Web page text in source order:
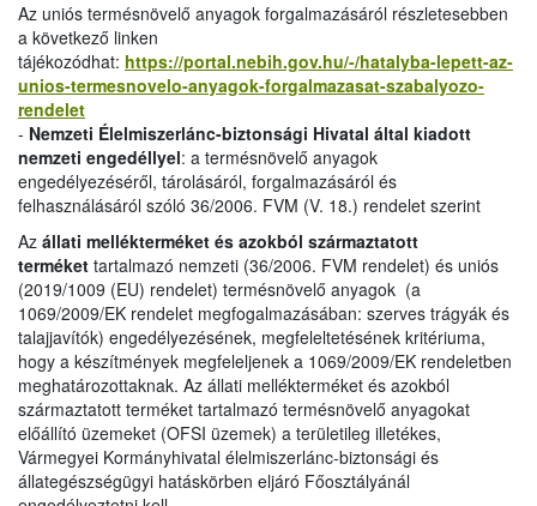
Az uniós termésnövelő anyagok forgalmazásáról részletesebben
a következő linken
tájékozódhat: https://portal.nebih.gov.hu/-/hatalyba-lepett-az-
unios-termesnovelo-anyagok-forgalmazasat-szabalyozo-
rendelet
- Nemzeti Élelmiszerlánc-biztonsági Hivatal által kiadott
nemzeti engedéllyel: a termésnövelő anyagok
engedélyezéséről, tárolásáról, forgalmazásáról és
felhasználásáról szóló 36/2006. FVM (V. 18.) rendelet szerint
Az állati mellékterméket és azokból származtatott
terméket tartalmazó nemzeti (36/2006. FVM rendelet) és uniós
(2019/1009 (EU) rendelet) termésnövelő anyagok (a
1069/2009/EK rendelet megfogalmazásában: szerves trágyák és
talajjavítók) engedélyezésének, megfeleltetésének kritériuma,
hogy a készítmények megfeleljenek a 1069/2009/EK rendeletben
meghatározottaknak. Az állati mellékterméket és azokból
származtatott terméket tartalmazó termésnövelő anyagokat
előállító üzemeket (OFSI üzemek) a területileg illetékes,
Vármegyei Kormányhivatal élelmiszerlánc-biztonsági és
állategészségügyi hatáskörben eljáró Főosztályánál